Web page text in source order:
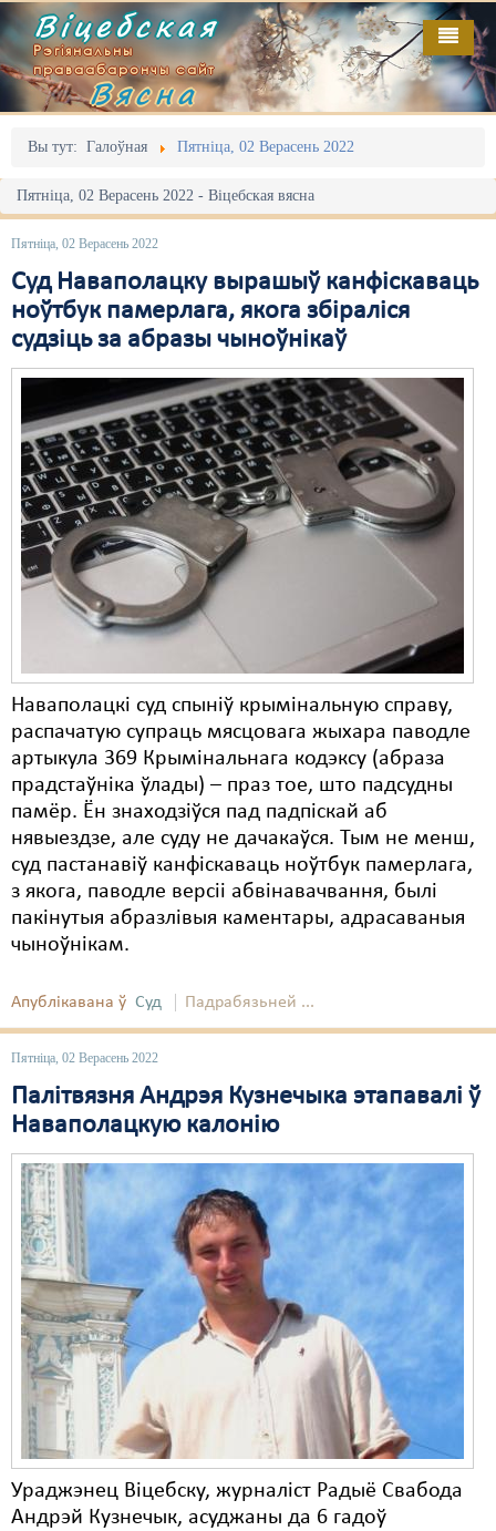
Віцебская
Рэгіянальны
праваабарончы сайт
Вясна
Вы тут: Галоўная Пятніца, 02 Верасень 2022
Пятніца, 02 Верасень 2022 - Віцебская вясна
Пятніца, 02 Верасень 2022
Cуд Наваполацку вырашыў канфіскаваць
ноўтбук памерлага, якога збіраліся
судзіць за абразы чыноўнікаў
Наваполацкі суд спыніў крымінальную справу,
распачатую супраць мясцовага жыхара паводле
артыкула 369 Крымінальнага кодэксу (абраза
прадстаўніка ўлады) – праз тое, што падсудны
памёр. Ён знаходзіўся пад падпіскай аб
нявыездзе, але суду не дачакаўся. Тым не менш,
суд пастанавіў канфіскаваць ноўтбук памерлага,
з якога, паводле версіі абвінавачвання, былі
пакінутыя абразлівыя каментары, адрасаваныя
чыноўнікам.
Апублікавана ў Суд Падрабязьней ...
Пятніца, 02 Верасень 2022
Палітвязня Андрэя Кузнечыка этапавалі ў
Наваполацкую калонію
Ураджэнец Віцебску, журналіст Радыё Свабода
Андрэй Кузнечык, асуджаны да 6 гадоў
Галоўная
Адміністрацыйны перасьлед
Акцыі
Выбары
Грамадзянскія ініцыятывы
Дзяржава
Дыскрымінацыя
Затрыманьні
Карная псыхіятрыя
КПЧ ААН
Культурныя правы
Мігранты
Мірныя сходы
Палітвязьні
Праваабаронцы
Правы дзіцяці
Пэнітэнцыярная сыстэма
Распальваньне варожасьці
Свабода слова
Суд
Сьмяротнае пакараньне
Экалёгія
Правы працоўных
Сацыяльныя правы
Выданьні
Відэа
Пра нас
RSS